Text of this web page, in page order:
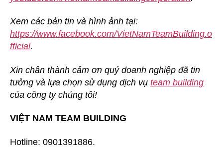
Xem các bản tin và hình ảnh tại:
https://www.facebook.com/VietNamTeamBuilding.o
fficial.
Xin chân thành cảm ơn quý doanh nghiệp đã tin
tưởng và lựa chọn sử dụng dịch vụ team building
của công ty chúng tôi!
VIỆT NAM TEAM BUILDING
Hotline: 0901391886.